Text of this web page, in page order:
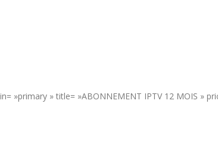
»primary » title= »ABONNEMENT IPTV 12 MOIS »